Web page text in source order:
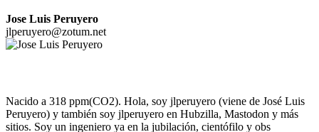
Jose Luis Peruyero
jlperuyero@zotum.net
Nacido a 318 ppm(CO2). Hola, soy jlperuyero (viene de José Luis
Peruyero) y también soy jlperuyero en Hubzilla, Mastodon y más
sitios. Soy un ingeniero ya en la jubilación, cientófilo y obs